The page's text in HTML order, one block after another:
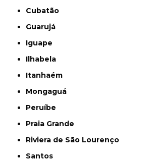
Cubatão
Guarujá
Iguape
Ilhabela
Itanhaém
Mongaguá
Peruíbe
Praia Grande
Riviera de São Lourenço
Santos